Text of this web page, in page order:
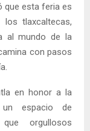
que esta feria es
tlaxcaltecas,
al mundo de la
con pasos
en honor a la
espacio de
orgullosos